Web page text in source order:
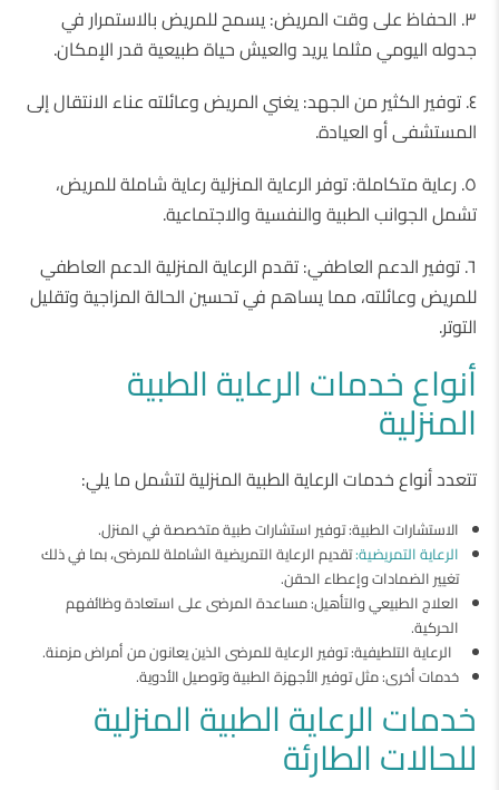
٣. الحفاظ على وقت المريض: يسمح للمريض بالاستمرار في
جدوله اليومي مثلما يريد والعيش حياة طبيعية قدر الإمكان.
٤. توفير الكثير من الجهد: يغني المريض وعائلته عناء الانتقال إلى
المستشفى أو العيادة.
٥. رعاية متكاملة: توفر الرعاية المنزلية رعاية شاملة للمريض،
تشمل الجوانب الطبية والنفسية والاجتماعية.
٦. توفير الدعم العاطفي: تقدم الرعاية المنزلية الدعم العاطفي
للمريض وعائلته، مما يساهم في تحسين الحالة المزاجية وتقليل
التوتر.
أنواع خدمات الرعاية الطبية
المنزلية
تتعدد أنواع خدمات الرعاية الطبية المنزلية لتشمل ما يلي:
الاستشارات الطبية: توفير استشارات طبية متخصصة في المنزل.
الرعاية التمريضية:تقديم الرعاية التمريضية الشاملة للمرضى، بما في ذلك
تغيير الضمادات وإعطاء الحقن.
العلاج الطبيعي والتأهيل: مساعدة المرضى على استعادة وظائفهم
الحركية.
الرعاية التلطيفية: توفير الرعاية للمرضى الذين يعانون من أمراض مزمنة.
خدمات أخرى: مثل توفير الأجهزة الطبية وتوصيل الأدوية.
خدمات الرعاية الطبية المنزلية
للحالات الطارئة